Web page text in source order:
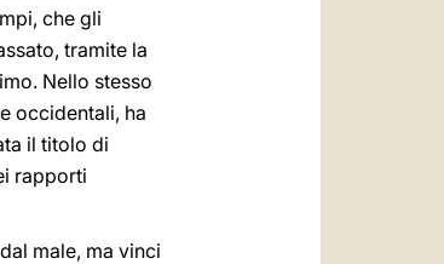
che gli
tramite la
Nello stesso
occidentali, ha
il titolo di
rapporti
male, ma vinci